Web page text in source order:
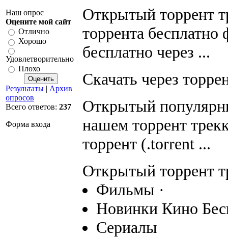
Наш опрос
Оцените мой сайт
Отлично
Хорошо
Удовлетворительно
Плохо
Результаты | Архив
опросов
Всего ответов: 237
Форма входа
Открытый торрент
торрента
бесплатно через ...
Скачать через
Открытый
нашем торрент
торрент (.torrent ...
Открытый торрент
Фильмы ·
Новинки Кино
Cериалы